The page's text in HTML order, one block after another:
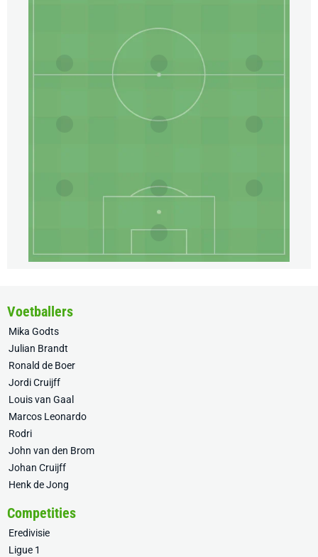
Voetballers
Mika Godts
Julian Brandt
Ronald de Boer
Jordi Cruijff
Louis van Gaal
Marcos Leonardo
Rodri
John van den Brom
Johan Cruijff
Henk de Jong
Competities
Eredivisie
Ligue 1